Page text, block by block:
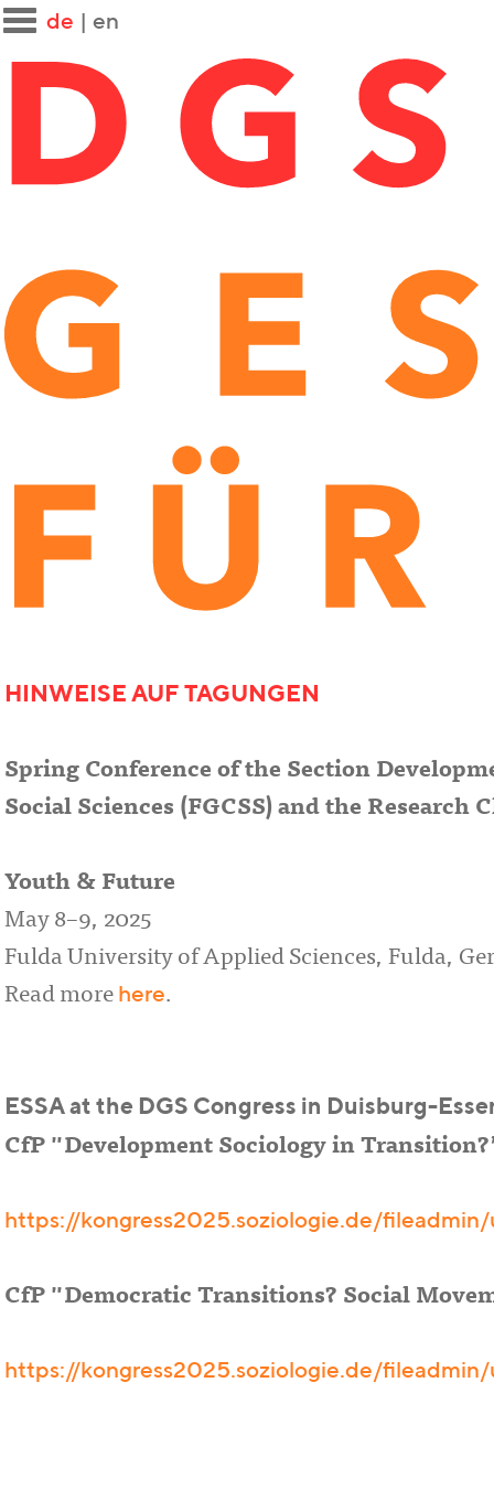
de en
HINWEISE AUF TAGUNGEN
Spring Conference of the Section
Social Sciences (FGCSS) and the Research
Youth & Future
May 8–9, 2025
Fulda University of Applied Sciences, Fulda,
Read more here.
ESSA at the DGS Congress in Duisburg-
CfP "Development Sociology in
https://kongress2025.soziologie.de/fileadmin/
CfP "Democratic Transitions? Social
https://kongress2025.soziologie.de/fileadmin/